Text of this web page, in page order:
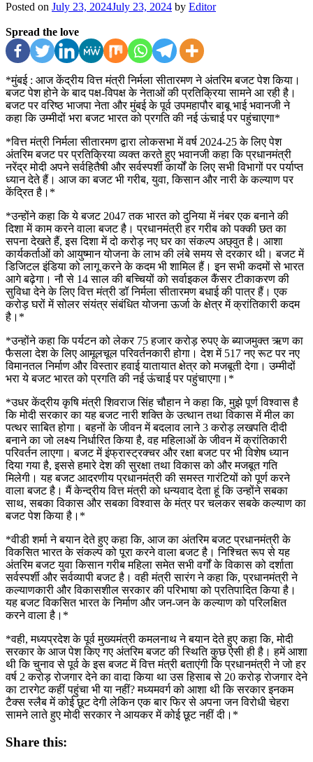
Posted on July 23, 2024July 23, 2024 by Editor
Spread the love
*मुंबई : आज केंद्रीय वित्त मंत्री निर्मला सीतारमण ने अंतरिम बजट पेश किया।
बजट पेश होने के बाद पक्ष-विपक्ष के नेताओं की प्रतिक्रिया सामने आ रही है।
बजट पर वरिष्ठ भाजपा नेता और मुंबई के पूर्व उपमहापौर बाबू भाई भवानजी ने
कहा कि उम्मीदों भरा बजट भारत को प्रगति की नई ऊंचाई पर पहुंचाएगा*
*वित्त मंत्री निर्मला सीतारमण द्वारा लोकसभा में वर्ष 2024-25 के लिए पेश
अंतरिम बजट पर प्रतिक्रिया व्यक्त करते हुए भवानजी कहा कि प्रधानमंत्री
नरेंद्र मोदी अपने सर्वहितैषी और सर्वस्पर्शी कार्यों के लिए सभी विभागों पर पर्याप्त
ध्यान देते हैं। आज का बजट भी गरीब, युवा, किसान और नारी के कल्याण पर
केंद्रित है।*
*उन्होंने कहा कि ये बजट 2047 तक भारत को दुनिया में नंबर एक बनाने की
दिशा में काम करने वाला बजट है। प्रधानमंत्री हर गरीब को पक्की छत का
सपना देखते हैं, इस दिशा में दो करोड़ नए घर का संकल्प अछ्वुत है। आशा
कार्यकर्ताओं को आयुष्मान योजना के लाभ की लंबे समय से दरकार थी। बजट में
डिजिटल इंडिया को लागू करने के कदम भी शामिल हैं। इन सभी कदमों से भारत
आगे बढ़ेगा। नौ से 14 साल की बच्चियों को सर्वाइकल कैंसर टीकाकरण की
सुविधा देने के लिए वित्त मंत्री डॉ निर्मला सीतारमण बधाई की पात्र हैं। एक
करोड़ घरों में सोलर संयंत्र संबंधित योजना ऊर्जा के क्षेत्र में क्रांतिकारी कदम
है।*
*उन्होंने कहा कि पर्यटन को लेकर 75 हजार करोड़ रुपए के ब्याजमुक्त ऋण का
फैसला देश के लिए आमूलचूल परिवर्तनकारी होगा। देश में 517 नए रूट पर नए
विमानतल निर्माण और विस्तार हवाई यातायात क्षेत्र को मजबूती देगा। उम्मीदों
भरा ये बजट भारत को प्रगति की नई ऊंचाई पर पहुंचाएगा।*
*उधर केंद्रीय कृषि मंत्री शिवराज सिंह चौहान ने कहा कि, मुझे पूर्ण विश्वास है
कि मोदी सरकार का यह बजट नारी शक्ति के उत्थान तथा विकास में मील का
पत्थर साबित होगा। बहनों के जीवन में बदलाव लाने 3 करोड़ लखपति दीदी
बनाने का जो लक्ष्य निर्धारित किया है, वह महिलाओं के जीवन में क्रांतिकारी
परिवर्तन लाएगा। बजट में इंफ्रास्ट्रक्चर और रक्षा बजट पर भी विशेष ध्यान
दिया गया है, इससे हमारे देश की सुरक्षा तथा विकास को और मजबूत गति
मिलेगी। यह बजट आदरणीय प्रधानमंत्री की समस्त गारंटियों को पूर्ण करने
वाला बजट है। मैं केन्द्रीय वित्त मंत्री को धन्यवाद देता हूं कि उन्होंने सबका
साथ, सबका विकास और सबका विश्वास के मंत्र पर चलकर सबके कल्याण का
बजट पेश किया है।*
*वीडी शर्मा ने बयान देते हुए कहा कि, आज का अंतरिम बजट प्रधानमंत्री के
विकसित भारत के संकल्प को पूरा करने वाला बजट है। निश्चित रूप से यह
अंतरिम बजट युवा किसान गरीब महिला समेत सभी वर्गों के विकास को दर्शाता
सर्वस्पर्शी और सर्वव्यापी बजट है। वही मंत्री सारंग ने कहा कि, प्रधानमंत्री ने
कल्याणकारी और विकासशील सरकार की परिभाषा को प्रतिपादित किया है।
यह बजट विकसित भारत के निर्माण और जन-जन के कल्याण को परिलक्षित
करने वाला है।*
*वही, मध्यप्रदेश के पूर्व मुख्यमंत्री कमलनाथ ने बयान देते हुए कहा कि, मोदी
सरकार के आज पेश किए गए अंतरिम बजट की स्थिति कुछ ऐसी ही है। हमें आशा
थी कि चुनाव से पूर्व के इस बजट में वित्त मंत्री बताएंगी कि प्रधानमंत्री ने जो हर
वर्ष 2 करोड़ रोजगार देने का वादा किया था उस हिसाब से 20 करोड़ रोजगार देने
का टारगेट कहीं पहुंचा भी या नहीं? मध्यमवर्ग को आशा थी कि सरकार इनकम
टैक्स स्लैब में कोई छूट देगी लेकिन एक बार फिर से अपना जन विरोधी चेहरा
सामने लाते हुए मोदी सरकार ने आयकर में कोई छूट नहीं दी।*
Share this: